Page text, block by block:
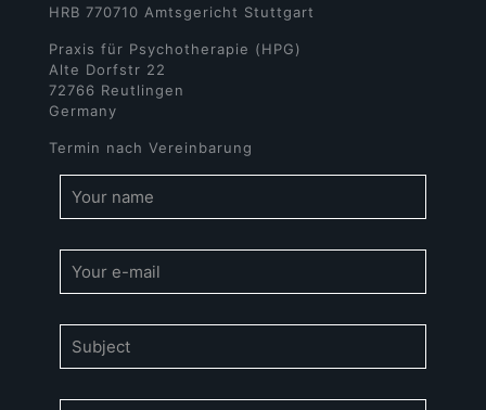
HRB 770710 Amtsgericht Stuttgart
Praxis für Psychotherapie (HPG)
Alte Dorfstr 22
72766 Reutlingen
Germany
Termin nach Vereinbarung